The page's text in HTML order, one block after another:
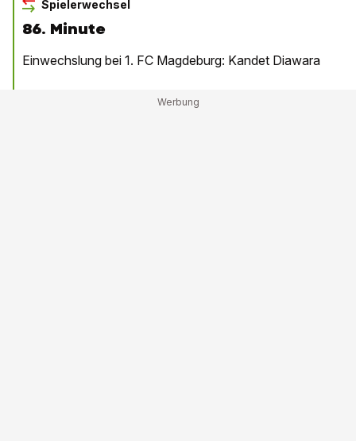
Spielerwechsel
86. Minute
Einwechslung bei 1. FC Magdeburg: Kandet Diawara